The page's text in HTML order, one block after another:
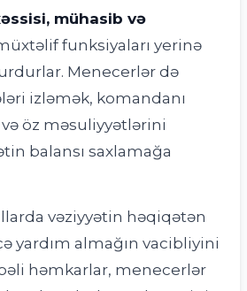
mühasib və
funksiyaları yerinə
Menecerlər də
izləmək, komandanı
öz məsuliyyətlərini
balansı saxlamağa
vəziyyətin həqiqətən
yardım almağın vacibliyini
həmkarlar, menecerlər